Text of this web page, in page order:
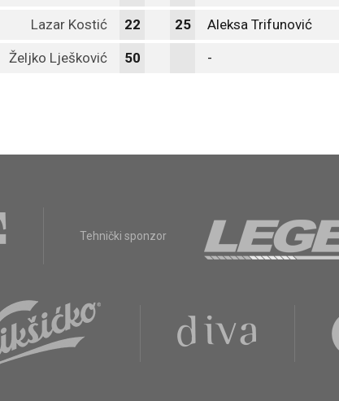
Lazar Kostić 22 25 Aleksa Trifunović
Željko Lješković 50 -
Tehnički sponzor